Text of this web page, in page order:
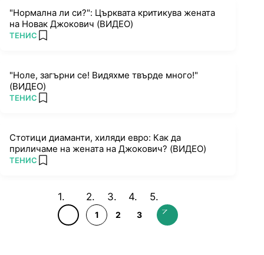
"Нормална ли си?": Църквата критикува жената
на Новак Джокович (ВИДЕО)
ПОВЕЧЕ ОТ
ТЕНИС add favorites
"Ноле, загърни се! Видяхме твърде много!"
(ВИДЕО)
ПОВЕЧЕ ОТ
ТЕНИС add favorites
Стотици диаманти, хиляди евро: Как да
приличаме на жената на Джокович? (ВИДЕО)
ПОВЕЧЕ ОТ
ТЕНИС add favorites
1 2 3